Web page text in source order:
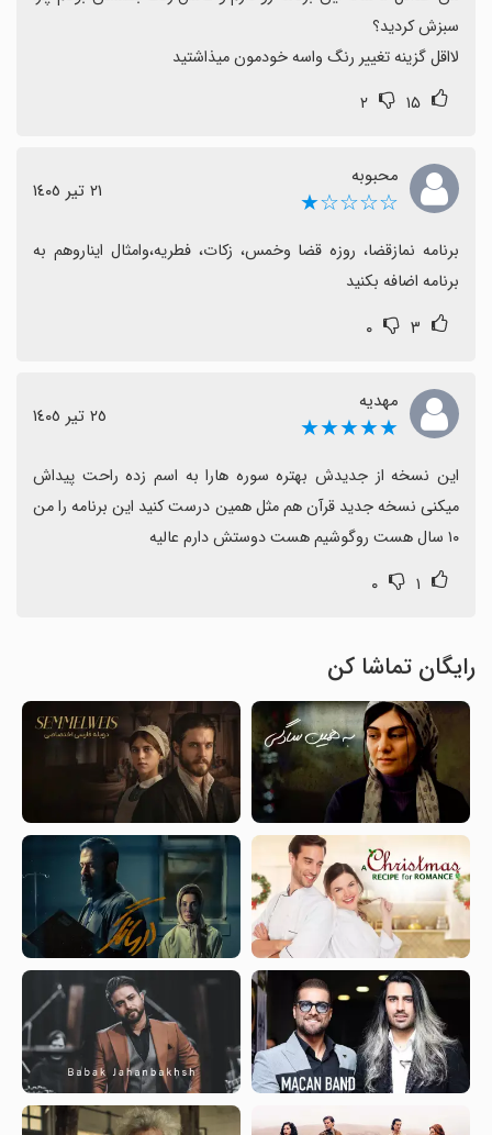
جمله امکان تغییر رنگ پوسته و بازگشت به رنگ قبلی، برای
افزایش راحتی کاربر مطرح است.
پایداری بیشتر و افزودن امکانات پیشنهادی، برنامه می‌تواند
لااقل گزینه تغییر رنگ واسه خودمون میذاشتید
۱۵ ۲
محبوبه
☆☆☆☆★ ٢١ تیر ١٤٠٥
برنامه اضافه بکنید
۳ ۰
مهدیه
★★★★★ ٢٥ تیر ١٤٠٥
۱۰ سال هست روگوشیم هست دوستش دارم عالیه
۱ ۰
رایگان تماشا کن